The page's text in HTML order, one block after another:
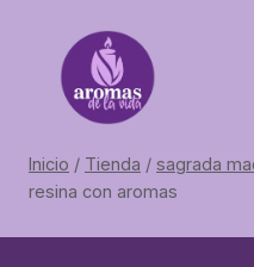
contenido
Inicio / Tienda / sagrada
resina con aromas